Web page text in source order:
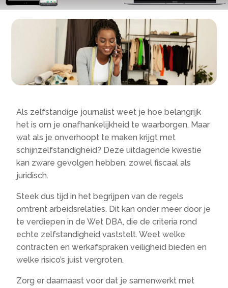
Als zelfstandige journalist weet je hoe belangrijk
het is om je onafhankelijkheid te waarborgen.​ Maar
wat als je onverhoopt te maken krijgt met
schijnzelfstandigheid? Deze uitdagende kwestie
kan zware gevolgen hebben, zowel fiscaal als
juridisch.​
Steek dus tijd in het begrijpen van de regels
omtrent arbeidsrelaties.​ Dit kan onder meer door je
te verdiepen in de Wet DBA, die de criteria rond
echte zelfstandigheid vaststelt.​ Weet welke
contracten en werkafspraken veiligheid bieden en
welke risico’s juist vergroten.​
Zorg er daarnaast voor dat je samenwerkt met